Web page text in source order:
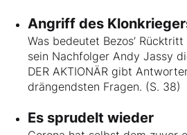
Angriff des
Was bedeutet Bezos’
sein Nachfolger Andy Jassy
DER AKTIONÄR gibt
drängendsten Fragen. (S. 38)
Es sprudelt wieder